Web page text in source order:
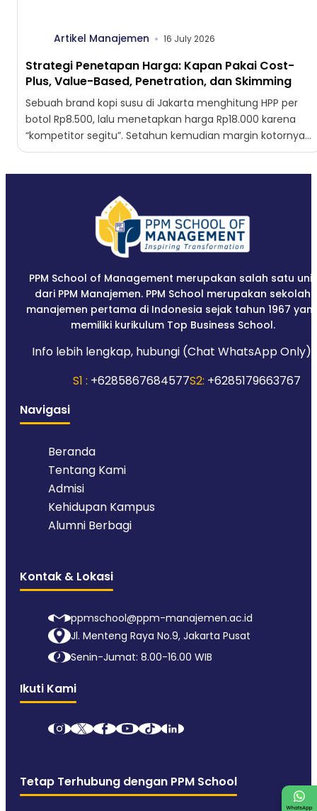
Artikel Manajemen 16 July 2026
Strategi Penetapan Harga: Kapan Pakai Cost-
Plus, Value-Based, Penetration, dan Skimming
Sebuah brand kopi susu di Jakarta menghitung HPP per
botol Rp8.500, lalu menetapkan harga Rp18.000 karena
“kompetitor segitu”. Setahun kemudian margin kotornya
tergerus dari 52%...
PPM School of Management merupakan salah satu unit
dari PPM Manajemen. PPM School merupakan sekolah
manajemen pertama di Indonesia sejak tahun 1967
memiliki kurikulum Top Business School.
Info lebih lengkap, hubungi (Chat WhatsApp Only):
S1 : +6285867684577S2: +6285179663767
Navigasi
Beranda
Tentang Kami
Admisi
Kehidupan Kampus
Alumni Berbagi
Kontak & Lokasi
ppmschool@ppm-manajemen.ac.id
Jl. Menteng Raya No.9, Jakarta Pusat
Senin-Jumat: 8.00-16.00 WIB
Ikuti Kami
Tetap Terhubung dengan PPM School